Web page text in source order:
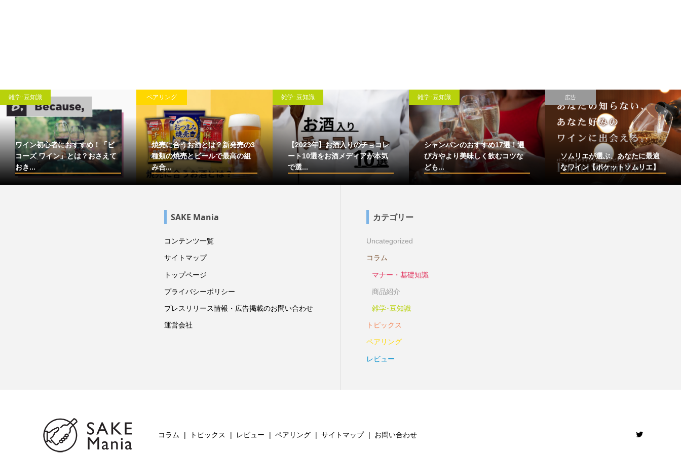
雑学･豆知識
ワイン初心者におすすめ！「ビ
コーズ ワイン」とは？おさえて
おき...
ペアリング
焼売に合うお酒とは？新発売の3
種類の焼売とビールで最高の組
み合...
雑学･豆知識
【2023年】お酒入りのチョコレ
ート10選をお酒メディアが本気
で選...
雑学･豆知識
シャンパンのおすすめ17選！選
び方やより美味しく飲むコツな
ども...
広告
ソムリエが選ぶ、あなたに最適
なワイン【ポケットソムリエ】
SAKE Mania
コンテンツ一覧
サイトマップ
トップページ
プライバシーポリシー
プレスリリース情報・広告掲載のお問い合わせ
運営会社
カテゴリー
Uncategorized
コラム
マナー・基礎知識
商品紹介
雑学･豆知識
トピックス
ペアリング
レビュー
コラム トピックス レビュー ペアリング サイトマップ お問い合わせ